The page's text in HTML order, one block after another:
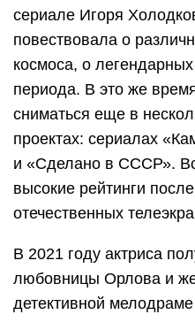
сериале Игоря
повествовала о
космоса, о
периода. В это же
сниматься еще в
проектах: сериалах
и «Сделано в СССР».
высокие рейтинги
отечественных
В 2021 году актриса
любовницы Орлова и
детективной